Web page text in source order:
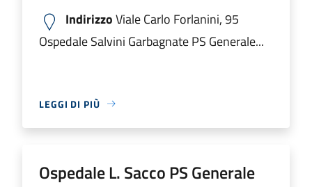
IndirizzoViale Carlo Forlanini, 95
Ospedale Salvini Garbagnate PS Generale...
LEGGI DI PIÙ
Ospedale L. Sacco PS Generale